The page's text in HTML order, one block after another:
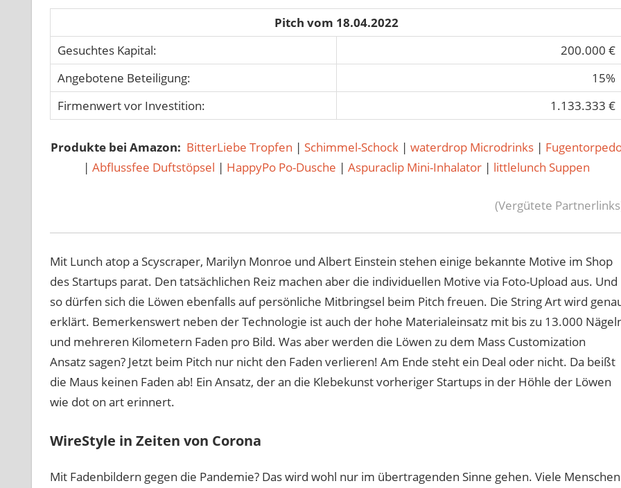
Pitch vom 18.04.2022
Gesuchtes Kapital:
200.000 €
Angebotene Beteiligung:
15%
Firmenwert vor Investition:
1.133.333 €
Produkte bei Amazon: BitterLiebe Tropfen | Schimmel-Schock | waterdrop Microdrinks |
| Abflussfee Duftstöpsel | HappyPo Po-Dusche |Aspuraclip Mini-Inhalator | littlelunch Suppen
(Vergütete
Mit Lunch atop a Scyscraper, Marilyn Monroe und Albert Einstein stehen einige bekannte Motive im Shop
des Startups parat. Den tatsächlichen Reiz machen aber die individuellen Motive via Foto-Upload aus. Und
so dürfen sich die Löwen ebenfalls auf persönliche Mitbringsel beim Pitch freuen. Die String Art wird
erklärt. Bemerkenswert neben der Technologie ist auch der hohe Materialeinsatz mit bis zu 13.000
und mehreren Kilometern Faden pro Bild. Was aber werden die Löwen zu dem Mass Customization
Ansatz sagen? Jetzt beim Pitch nur nicht den Faden verlieren! Am Ende steht ein Deal oder nicht. Da beißt
die Maus keinen Faden ab! Ein Ansatz, der an die Klebekunst vorheriger Startups in der Höhle der Löwen
wie dot on art erinnert.
WireStyle in Zeiten von Corona
Mit Fadenbildern gegen die Pandemie? Das wird wohl nur im übertragenden Sinne gehen. Viele Menschen